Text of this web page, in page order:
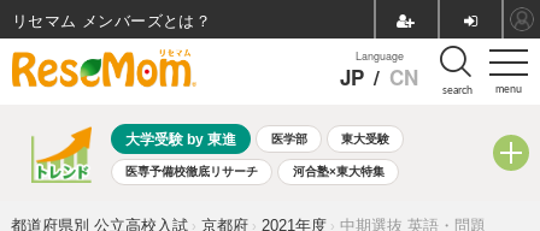
menu
Language
JP / CN search
大学受験 by 東進 医学部 東大受験
医専予備校徹底リサーチ 河合塾×東大特集
都道府県別 公立高校入試 京都府 2021年度 中期選抜 英語・問題
リセマム メンバーズ